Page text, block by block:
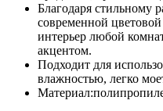
Благодаря стильному
современной
интерьер любой
акцентом.
Подходит для
влажностью, легко